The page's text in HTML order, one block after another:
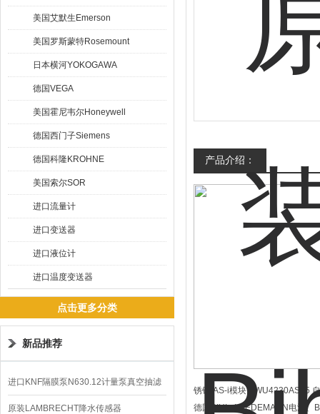
美国艾默生Emerson
美国罗斯蒙特Rosemount
日本横河YOKOGAWA
德国VEGA
美国霍尼韦尔Honeywell
德国西门子Siemens
德国科隆KROHNE
美国索尔SOR
进口流量计
进口变送器
进口液位计
进口温度变送器
点击更多分类
新品推荐
进口KNF隔膜泵N630.12计量泵真空抽滤
泵价格
原装LAMBRECHT降水传感器
产品介绍：
锈钢,AS-i模块,BWU4230ASi-5
德国BIHL+WIEDEMANN电源、